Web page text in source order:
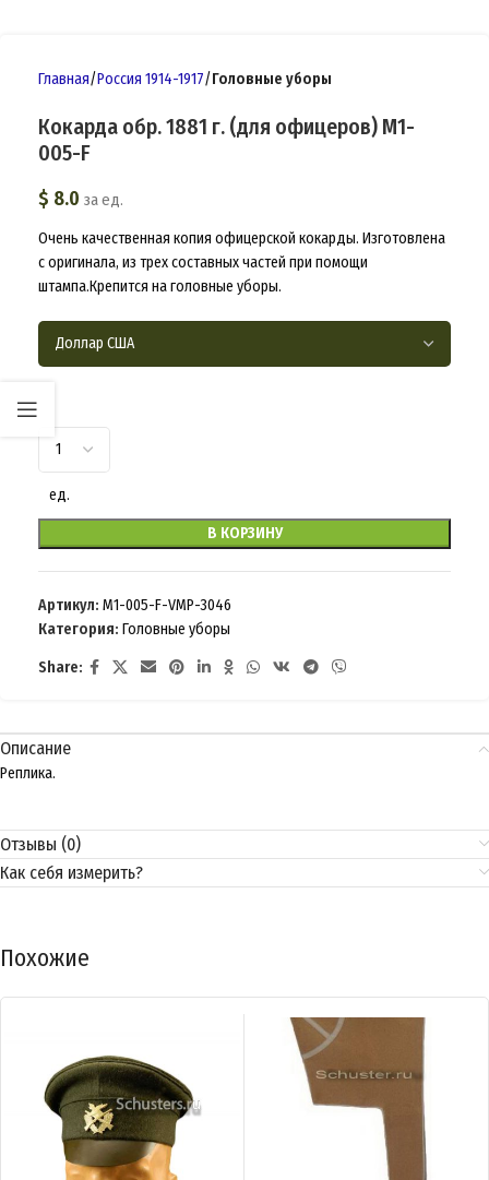
Главная Россия 1914-1917 Головные уборы
Кокарда обр. 1881 г. (для офицеров) M1-
005-F
$ 8.0 за ед.
Очень качественная копия офицерской кокарды. Изготовлена
с оригинала, из трех составных частей при помощи
штампа.Крепится на головные уборы.
ед.
В КОРЗИНУ
Артикул: M1-005-F-VMP-3046
Категория: Головные уборы
Share:
Описание
Реплика.
Отзывы (0)
Как себя измерить?
Похожие